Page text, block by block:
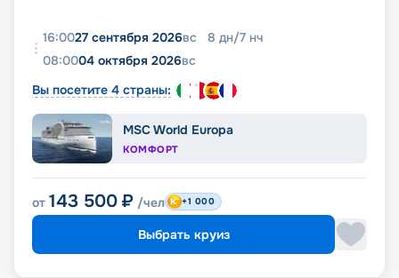
16:0027 сентября 2026вс 8 дн/7 нч
08:0004 октября 2026вс
Вы посетите 4 страны:
MSC World Europa
КОМФОРТ
от 143 500 ₽ /чел +1 000
Выбрать круиз